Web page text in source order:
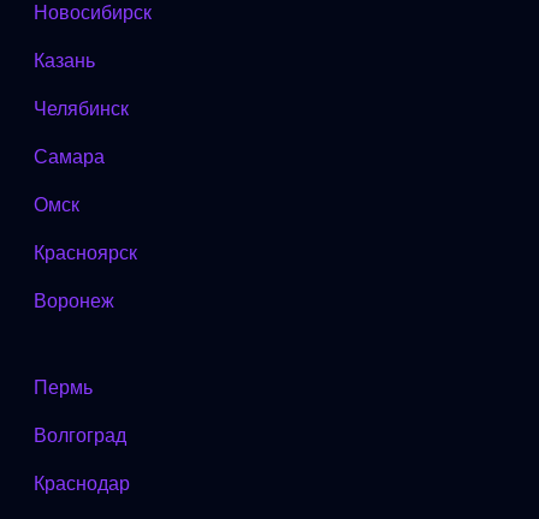
Новосибирск
Казань
Челябинск
Самара
Омск
Красноярск
Воронеж
Пермь
Волгоград
Краснодар